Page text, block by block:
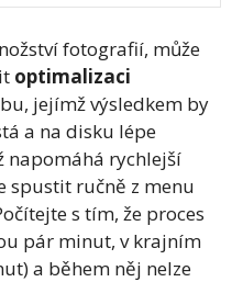
fotografií, může
optimalizaci
jejímž výsledkem by
a na disku lépe
napomáhá rychlejší
spustit ručně z menu
s tím, že proces
pár minut, v krajním
a během něj nelze